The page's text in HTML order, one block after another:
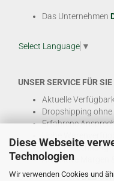
Diese Webseite
Technologien
Wir verwenden Cookies und
Das Unternehmen
Select Language ▼
UNSER SERVICE FÜR SIE
Aktuelle
Dropshipping
Erfahrene
Hohe
EDI & E-Rechnung
Attraktive Margen
Und viele weitereB2B